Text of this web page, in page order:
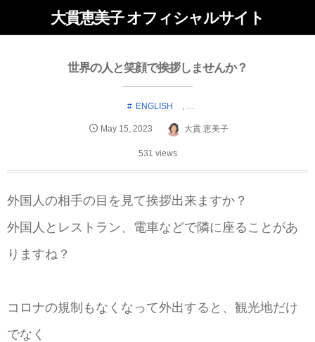
大貫恵美子 オフィシャルサイト
世界の人と笑顔で挨拶しませんか？
ENGLISH
May 15 2023 大貫 恵美子
531 views
外国人の相手の目を見て挨拶出来ますか？
外国人とレストラン、電車などで隣に座ることがあ
りますね？
コロナの規制もなくなって外出すると、観光地だけ
でなく